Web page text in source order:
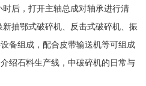
后，打开主轴总成对轴承进行清
抽鄂式破碎机、反击式破碎机、振
备组成，配合皮带输送机等可组成
绍石料生产线，中破碎机的日常与